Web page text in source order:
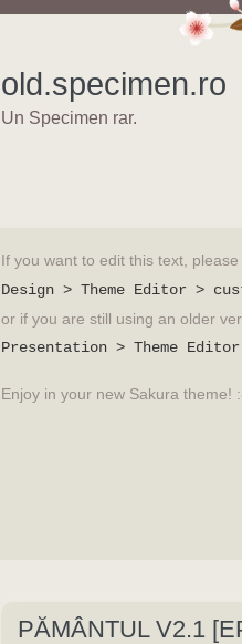
old.specimen.ro
Un Specimen rar.
If you want to edit this text,
Design > Theme Editor >
or if you are still using an older
Presentation > Theme
Enjoy in your new Sakura theme!
PĂMÂNTUL V2.1